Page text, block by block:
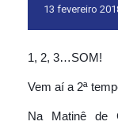
13 fevereiro
1, 2, 3…SOM!
Vem aí a 2ª
Na Matinê de